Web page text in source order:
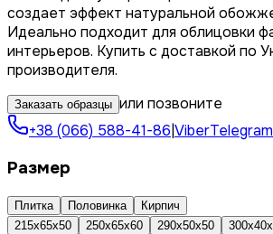
создает эффект натуральной
Идеально подходит для облицовки
интерьеров. Купить с доставкой по
производителя.
Заказать образцы или позвоните
+38 (066) 588-41-86 ViberTelegram
Размер
Плитка Половинка
Кирпич
215х65х50
250х65х60 290х50х50